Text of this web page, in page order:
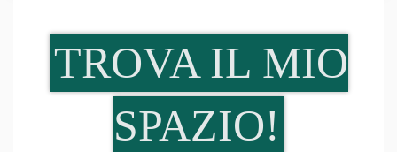
TROVA IL MIO
SPAZIO!